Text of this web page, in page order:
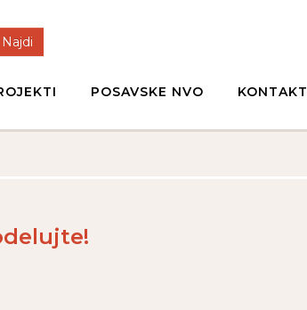
Najdi
POSAVSKE NVO KONTAKT